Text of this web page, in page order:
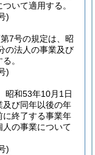
いて適用する。
)
7号の規定は、昭
の法人の事業及び
。
)
昭和53年10月1日
及び同年以後の年
に終了する事業年
の事業について
)